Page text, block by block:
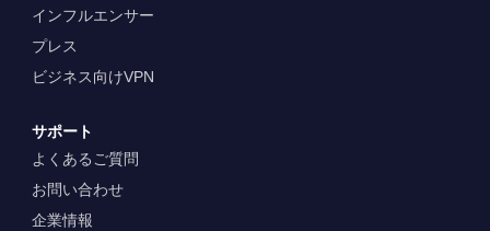
インフルエンサー
プレス
ビジネス向けVPN
サポート
よくあるご質問
お問い合わせ
企業情報